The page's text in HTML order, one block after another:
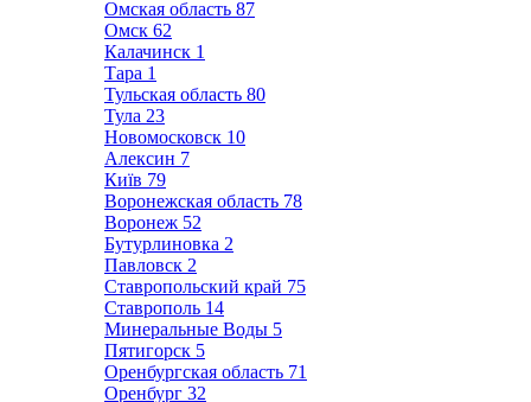
Омская область 87
Омск 62
Калачинск 1
Тара 1
Тульская область 80
Тула 23
Новомосковск 10
Алексин 7
Київ 79
Воронежская область 78
Воронеж 52
Бутурлиновка 2
Павловск 2
Ставропольский край 75
Ставрополь 14
Минеральные Воды 5
Пятигорск 5
Оренбургская область 71
Оренбург 32